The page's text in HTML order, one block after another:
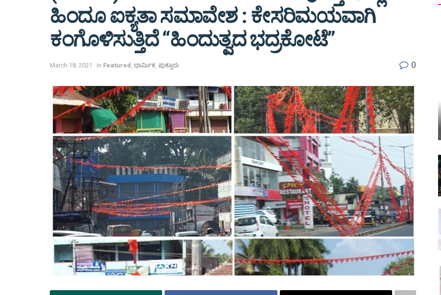
ಹಿಂದೂ ಐಕ್ಯತಾ ಸಮಾವೇಶ : ಕೇಸರಿಮಯವಾಗಿ
ಕಂಗೊಳಿಸುತ್ತಿದೆ “ಹಿಂದುತ್ವದ ಭದ್ರಕೋಟೆ”
March 18, 2021 in Featured ಧಾರ್ಮಿಕ ಪುತ್ತೂರು 0